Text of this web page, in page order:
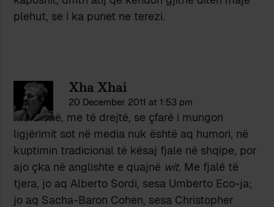
plehut, se i ka punet ne terezi.
Xha Xhai
20 December 2011 at 1:53 pm
Më thonë, me të drejtë, se çfarë i mungon
ligjërimit sot në media nuk është aq humori, në
kuptimin tradicional të kësaj fjale në shqipe, por
ajo çka në anglishte e quajnë wit. Me fjalë të
tjera, jo aq Alberto Sordi, sesa Umberto Eco-ja;
jo aq Sacha-Baron Cohen, sesa Christopher